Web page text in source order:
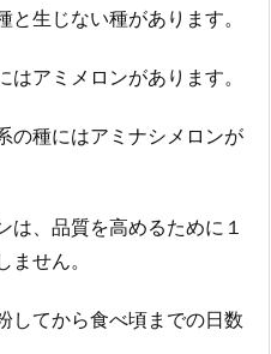
生じない種があります。
アミメロンがあります。
の種にはアミナシメロンが
は、品質を高めるために１
せん。
してから食べ頃までの日数